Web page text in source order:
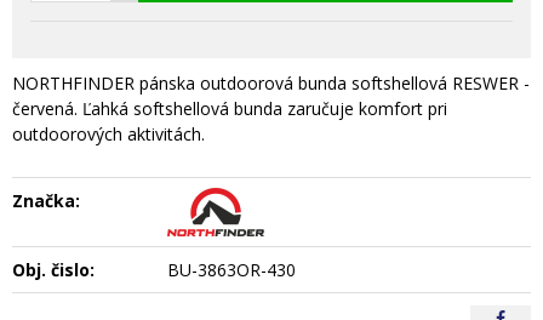
NORTHFINDER pánska outdoorová bunda softshellová RESWER -
červená. Ľahká softshellová bunda zaručuje komfort pri
outdoorových aktivitách.
Značka:
Obj. čislo: BU-3863OR-430